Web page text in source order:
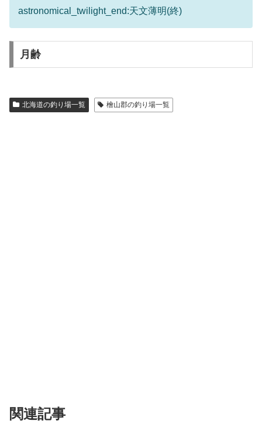
astronomical_twilight_end:天文薄明(終)
月齢
北海道の釣り場一覧 檜山郡の釣り場一覧
関連記事